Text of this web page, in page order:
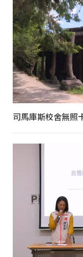
司馬庫斯校舍無照